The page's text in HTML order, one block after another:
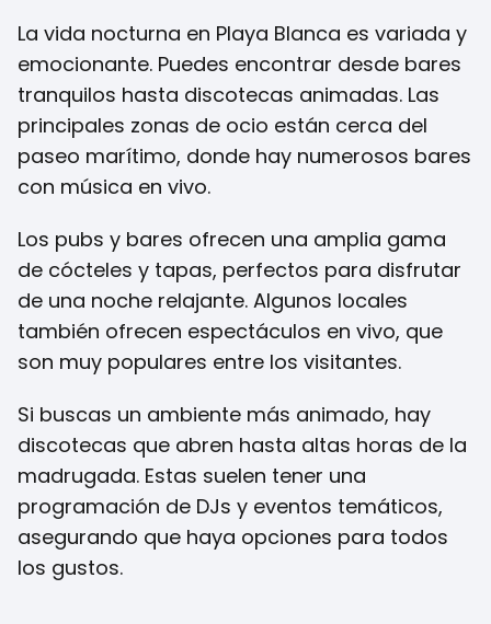
La vida nocturna en Playa Blanca es variada y
emocionante. Puedes encontrar desde bares
tranquilos hasta discotecas animadas. Las
principales zonas de ocio están cerca del
paseo marítimo, donde hay numerosos bares
con música en vivo.
Los pubs y bares ofrecen una amplia gama
de cócteles y tapas, perfectos para disfrutar
de una noche relajante. Algunos locales
también ofrecen espectáculos en vivo, que
son muy populares entre los visitantes.
Si buscas un ambiente más animado, hay
discotecas que abren hasta altas horas de la
madrugada. Estas suelen tener una
programación de DJs y eventos temáticos,
asegurando que haya opciones para todos
los gustos.